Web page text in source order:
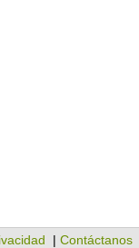
|Contáctanos